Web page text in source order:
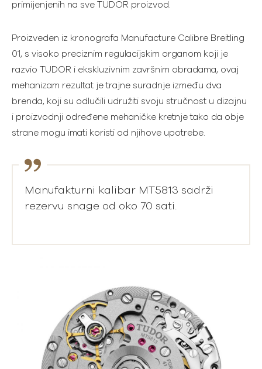
primijenjenih na sve TUDOR proizvod.
Proizveden iz kronografa Manufacture Calibre Breitling
01, s visoko preciznim regulacijskim organom koji je
razvio TUDOR i ekskluzivnim završnim obradama, ovaj
mehanizam rezultat je trajne suradnje između dva
brenda, koji su odlučili udružiti svoju stručnost u dizajnu
i proizvodnji određene mehaničke kretnje tako da obje
strane mogu imati koristi od njihove upotrebe.
Manufakturni kalibar MT5813 sadrži
rezervu snage od oko 70 sati.